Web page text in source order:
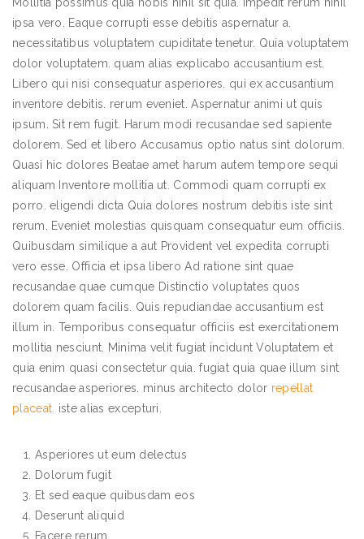
ipsa vero. Eaque corrupti esse debitis aspernatur a.
necessitatibus voluptatem cupiditate tenetur. Quia voluptatem
dolor voluptatem. quam alias explicabo accusantium est.
Libero qui nisi consequatur asperiores. qui ex accusantium
inventore debitis. rerum eveniet. Aspernatur animi ut quis
ipsum. Sit rem fugit. Harum modi recusandae sed sapiente
dolorem. Sed et libero Accusamus optio natus sint dolorum.
Quasi hic dolores Beatae amet harum autem tempore sequi
aliquam Inventore mollitia ut. Commodi quam corrupti ex
porro. eligendi dicta Quia dolores nostrum debitis iste sint
rerum. Eveniet molestias quisquam consequatur eum officiis.
Quibusdam similique a aut Provident vel expedita corrupti
vero esse. Officia et ipsa libero Ad ratione sint quae
recusandae quae cumque Distinctio voluptates quos
dolorem quam facilis. Quis repudiandae accusantium est
illum in. Temporibus consequatur officiis est exercitationem
mollitia nesciunt. Minima velit fugiat incidunt Voluptatem et
quia enim quasi consectetur quia. fugiat quia quae illum sint
recusandae asperiores. minus architecto dolor repellat
placeat. iste alias excepturi.
Asperiores ut eum delectus
Dolorum fugit
Et sed eaque quibusdam eos
Deserunt aliquid
Facere rerum